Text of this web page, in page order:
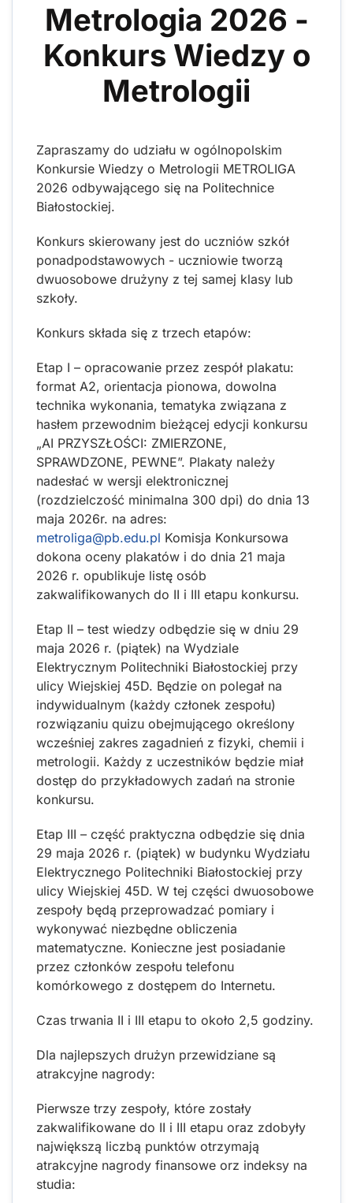
Metrologia 2026 -
Konkurs Wiedzy o
Metrologii
Zapraszamy do udziału w ogólnopolskim
Konkursie Wiedzy o Metrologii METROLIGA
2026 odbywającego się na Politechnice
Białostockiej.
Konkurs skierowany jest do uczniów szkół
ponadpodstawowych - uczniowie tworzą
dwuosobowe drużyny z tej samej klasy lub
szkoły.
Konkurs składa się z trzech etapów:
Etap I – opracowanie przez zespół plakatu:
format A2, orientacja pionowa, dowolna
technika wykonania, tematyka związana z
hasłem przewodnim bieżącej edycji konkursu
„AI PRZYSZŁOŚCI: ZMIERZONE,
SPRAWDZONE, PEWNE”. Plakaty należy
nadesłać w wersji elektronicznej
(rozdzielczość minimalna 300 dpi) do dnia 13
maja 2026r. na adres:
metroliga@pb.edu.pl Komisja Konkursowa
dokona oceny plakatów i do dnia 21 maja
2026 r. opublikuje listę osób
zakwalifikowanych do II i III etapu konkursu.
Etap II – test wiedzy odbędzie się w dniu 29
maja 2026 r. (piątek) na Wydziale
Elektrycznym Politechniki Białostockiej przy
ulicy Wiejskiej 45D. Będzie on polegał na
indywidualnym (każdy członek zespołu)
rozwiązaniu quizu obejmującego określony
wcześniej zakres zagadnień z fizyki, chemii i
metrologii. Każdy z uczestników będzie miał
dostęp do przykładowych zadań na stronie
konkursu.
Etap III – część praktyczna odbędzie się dnia
29 maja 2026 r. (piątek) w budynku Wydziału
Elektrycznego Politechniki Białostockiej przy
ulicy Wiejskiej 45D. W tej części dwuosobowe
zespoły będą przeprowadzać pomiary i
wykonywać niezbędne obliczenia
matematyczne. Konieczne jest posiadanie
przez członków zespołu telefonu
komórkowego z dostępem do Internetu.
Czas trwania II i III etapu to około 2,5 godziny.
Dla najlepszych drużyn przewidziane są
atrakcyjne nagrody:
Pierwsze trzy zespoły, które zostały
zakwalifikowane do II i III etapu oraz zdobyły
największą liczbą punktów otrzymają
atrakcyjne nagrody finansowe orz indeksy na
studia: